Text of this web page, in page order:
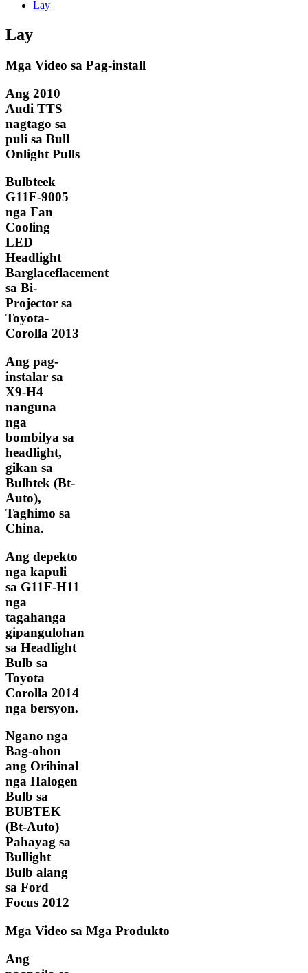
Lay
Lay
Mga Video sa Pag-install
Ang 2010
Audi TTS
nagtago sa
puli sa Bull
Onlight Pulls
Bulbteek
G11F-9005
nga Fan
Cooling
LED
Headlight
Barglaceflacement
sa Bi-
Projector sa
Toyota-
Corolla 2013
Ang pag-
instalar sa
X9-H4
nanguna
nga
bombilya sa
headlight,
gikan sa
Bulbtek (Bt-
Auto),
Taghimo sa
China.
Ang depekto
nga kapuli
sa G11F-H11
nga
tagahanga
gipangulohan
sa Headlight
Bulb sa
Toyota
Corolla 2014
nga bersyon.
Ngano nga
Bag-ohon
ang Orihinal
nga Halogen
Bulb sa
BUBTEK
(Bt-Auto)
Pahayag sa
Bullight
Bulb alang
sa Ford
Focus 2012
Mga Video sa Mga Produkto
Ang